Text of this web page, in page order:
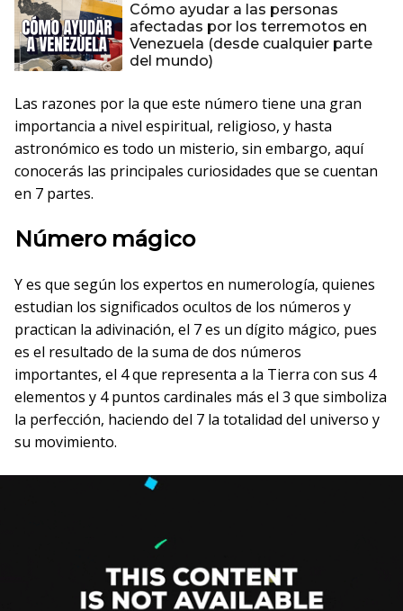
Cómo ayudar a las personas
afectadas por los terremotos en
Venezuela (desde cualquier parte
del mundo)
Las razones por la que este número tiene una gran
importancia a nivel espiritual, religioso, y hasta
astronómico es todo un misterio, sin embargo, aquí
conocerás las principales curiosidades que se cuentan
en 7 partes.
Número mágico
Y es que según los expertos en numerología, quienes
estudian los significados ocultos de los números y
practican la adivinación, el 7 es un dígito mágico, pues
es el resultado de la suma de dos números
importantes, el 4 que representa a la Tierra con sus 4
elementos y 4 puntos cardinales más el 3 que simboliza
la perfección, haciendo del 7 la totalidad del universo y
su movimiento.